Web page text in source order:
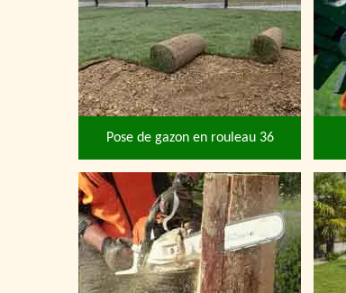
Pose de gazon en rouleau 36